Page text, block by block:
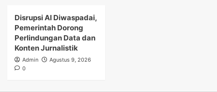
Disrupsi AI Diwaspadai,
Pemerintah Dorong
Perlindungan Data dan
Konten Jurnalistik
Admin
Agustus 9, 2026
0